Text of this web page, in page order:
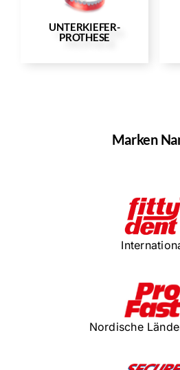
UNTERKIEFER-
PROTHESE
Marken
Nordische